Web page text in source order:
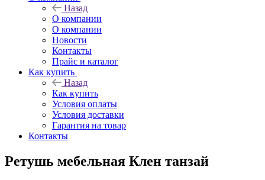
Назад
О компании
О компании
Новости
Контакты
Прайс и каталог
Как купить
Назад
Как купить
Условия оплаты
Условия доставки
Гарантия на товар
Контакты
Ретушь мебельная Клен танзай